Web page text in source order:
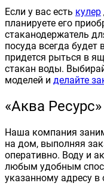
Если у вас есть кулер
планируете его
стаканодержатель
посуда всегда будет
придется рыться в
стакан воды.
моделей и делайте
«Аква
Наша компания
на дом, выполняя
оперативно. Воду и
любым удобным
указанному адресу в